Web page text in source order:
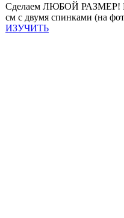
Сделаем ЛЮБОЙ РАЗМЕР!
см с двумя спинками (на
ИЗУЧИТЬ